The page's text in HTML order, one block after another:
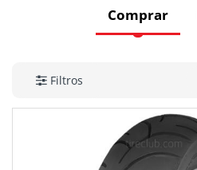
Comprar
Filtros